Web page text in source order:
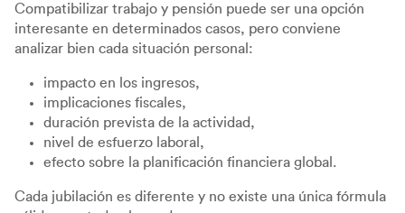
Compatibilizar trabajo y pensión puede ser una opción
interesante en determinados casos, pero conviene
analizar bien cada situación personal:
impacto en los ingresos,
implicaciones fiscales,
duración prevista de la actividad,
nivel de esfuerzo laboral,
efecto sobre la planificación financiera global.
Cada jubilación es diferente y no existe una única fórmula